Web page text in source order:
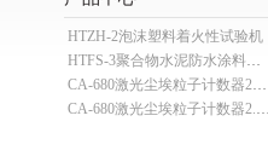
HTZH-2泡沫塑料着火性试验机
HTFS-3聚合物水泥防水涂料分散机
CA-680激光尘埃粒子计数器28.3L
CA-680激光尘埃粒子